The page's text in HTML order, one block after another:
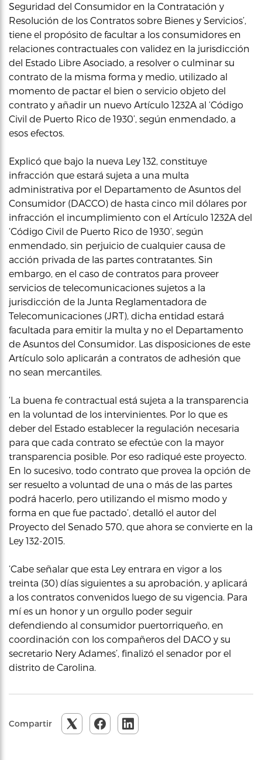
Seguridad del Consumidor en la Contratación y
Resolución de los Contratos sobre Bienes y Servicios’,
tiene el propósito de facultar a los consumidores en
relaciones contractuales con validez en la jurisdicción
del Estado Libre Asociado, a resolver o culminar su
contrato de la misma forma y medio, utilizado al
momento de pactar el bien o servicio objeto del
contrato y añadir un nuevo Artículo 1232A al ‘Código
Civil de Puerto Rico de 1930’, según enmendado, a
esos efectos.
Explicó que bajo la nueva Ley 132, constituye
infracción que estará sujeta a una multa
administrativa por el Departamento de Asuntos del
Consumidor (DACCO) de hasta cinco mil dólares por
infracción el incumplimiento con el Artículo 1232A del
‘Código Civil de Puerto Rico de 1930’, según
enmendado, sin perjuicio de cualquier causa de
acción privada de las partes contratantes. Sin
embargo, en el caso de contratos para proveer
servicios de telecomunicaciones sujetos a la
jurisdicción de la Junta Reglamentadora de
Telecomunicaciones (JRT), dicha entidad estará
facultada para emitir la multa y no el Departamento
de Asuntos del Consumidor. Las disposiciones de este
Artículo solo aplicarán a contratos de adhesión que
no sean mercantiles.
‘La buena fe contractual está sujeta a la transparencia
en la voluntad de los intervinientes. Por lo que es
deber del Estado establecer la regulación necesaria
para que cada contrato se efectúe con la mayor
transparencia posible. Por eso radiqué este proyecto.
En lo sucesivo, todo contrato que provea la opción de
ser resuelto a voluntad de una o más de las partes
podrá hacerlo, pero utilizando el mismo modo y
forma en que fue pactado’, detalló el autor del
Proyecto del Senado 570, que ahora se convierte en la
Ley 132-2015.
‘Cabe señalar que esta Ley entrara en vigor a los
treinta (30) días siguientes a su aprobación, y aplicará
a los contratos convenidos luego de su vigencia. Para
mí es un honor y un orgullo poder seguir
defendiendo al consumidor puertorriqueño, en
coordinación con los compañeros del DACO y su
secretario Nery Adames’, finalizó el senador por el
distrito de Carolina.
Compartir